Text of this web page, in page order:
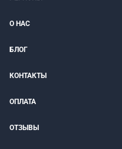
О НАС
БЛОГ
КОНТАКТЫ
ОПЛАТА
ОТЗЫВЫ